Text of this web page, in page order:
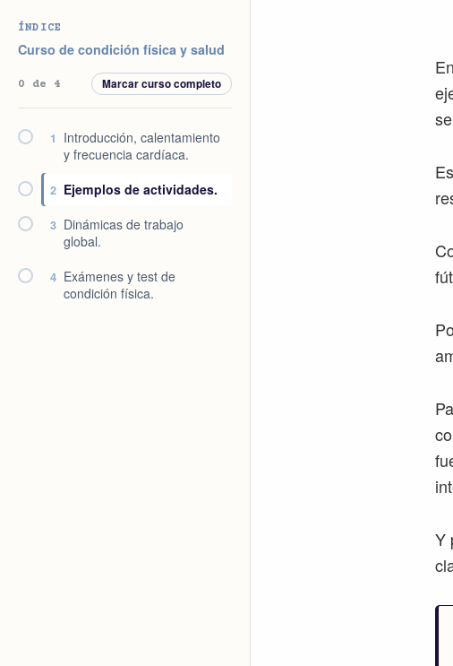
Y
ÍNDICE
Curso de condición física y salud
0 de 4 Marcar curso completo
1
Introducción, calentamiento
y frecuencia cardíaca.
2 Ejemplos de actividades.
3 Dinámicas de trabajo
global.
4 Exámenes y test de
condición física.